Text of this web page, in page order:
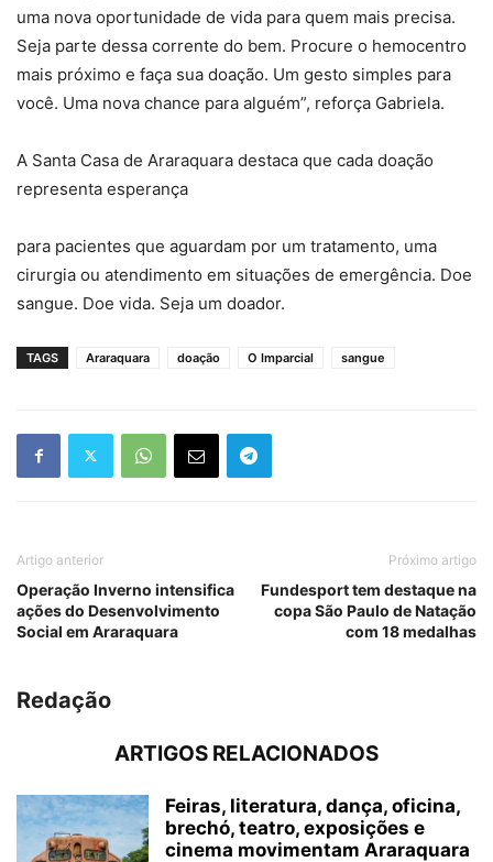
uma nova oportunidade de vida para quem mais precisa.
Seja parte dessa corrente do bem. Procure o hemocentro
mais próximo e faça sua doação. Um gesto simples para
você. Uma nova chance para alguém”, reforça Gabriela.
A Santa Casa de Araraquara destaca que cada doação
representa esperança
para pacientes que aguardam por um tratamento, uma
cirurgia ou atendimento em situações de emergência. Doe
sangue. Doe vida. Seja um doador.
TAGS Araraquara doação O Imparcial sangue
Artigo anterior
Operação Inverno intensifica
ações do Desenvolvimento
Social em Araraquara
Próximo artigo
Fundesport tem destaque na
copa São Paulo de Natação
com 18 medalhas
Redação
ARTIGOS RELACIONADOS
Feiras, literatura, dança, oficina,
brechó, teatro, exposições e
cinema movimentam Araraquara